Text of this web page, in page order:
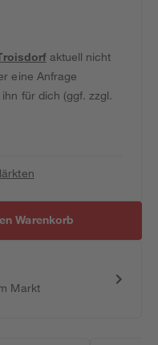
aktuell nicht
eine Anfrage
für dich (ggf. zzgl.
Warenkorb
Markt